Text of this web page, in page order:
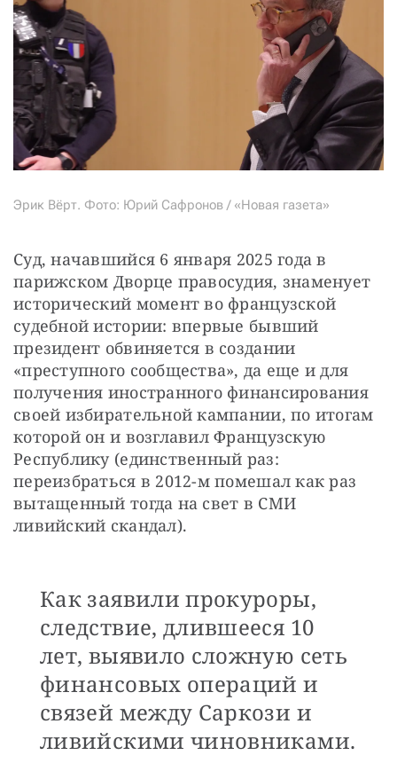
Эрик Вёрт. Фото: Юрий Сафронов / «Новая газета»
Суд, начавшийся 6 января 2025 года в
парижском Дворце правосудия, знаменует
исторический момент во французской
судебной истории: впервые бывший
президент обвиняется в создании
«преступного сообщества», да еще и для
получения иностранного финансирования
своей избирательной кампании, по итогам
которой он и возглавил Французскую
Республику (единственный раз:
переизбраться в 2012-м помешал как раз
вытащенный тогда на свет в СМИ
ливийский скандал).
Как заявили прокуроры,
следствие, длившееся 10
лет, выявило сложную сеть
финансовых операций и
связей между Саркози и
ливийскими чиновниками.